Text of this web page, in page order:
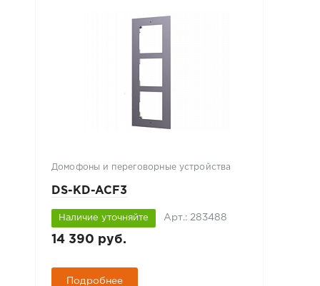
Домофоны и переговорные устройства
DS-KD-ACF3
Наличие уточняйте Арт.: 283488
14 390 руб.
Подробнее